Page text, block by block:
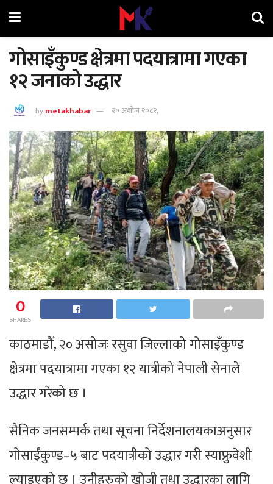
गोसाइँकुण्ड क्षेत्रमा पदयात्रामा गएका
१२ जनाको उद्धार
bymetakhabar २० अशोज २०८२,
0
SHARES
काठमाडौँ, २० असोजः रसुवा जिल्लाको गोसाइँकुण्ड
क्षेत्रमा पदयात्रामा गएका १२ यात्रीको नेपाली सेनाले
उद्धार गरेको छ ।
सैनिक जनसम्पर्क तथा सूचना निर्देशनालयकाअनुसार
गोसाईंकुण्ड–५ बाट पदयात्रीको उद्धार गरी स्याफ्रुवेशी